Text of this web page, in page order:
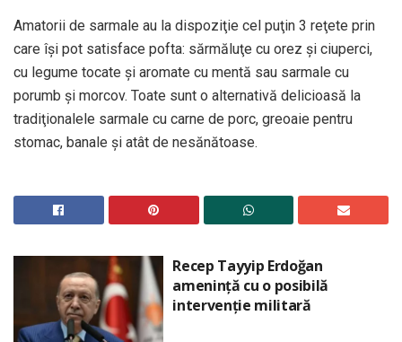
Amatorii de sarmale au la dispoziţie cel puţin 3 reţete prin
care îşi pot satisface pofta: sărmăluţe cu orez şi ciuperci,
cu legume tocate şi aromate cu mentă sau sarmale cu
porumb şi morcov. Toate sunt o alternativă delicioasă la
tradiţionalele sarmale cu carne de porc, greoaie pentru
stomac, banale şi atât de nesănătoase.
Recep Tayyip Erdoğan
amenință cu o posibilă
intervenție militară